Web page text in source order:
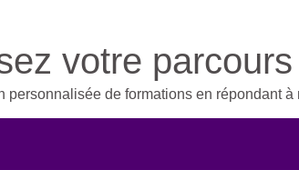
votre
personnalisée de formations en répondant à